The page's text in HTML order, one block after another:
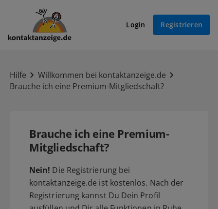
Login Registrieren
Hilfe
Willkommen bei kontaktanzeige.de
Brauche ich eine Premium-Mitgliedschaft?
Brauche ich eine Premium-
Mitgliedschaft?
Nein! Die Registrierung bei
kontaktanzeige.de ist kostenlos. Nach der
Registrierung kannst Du Dein Profil